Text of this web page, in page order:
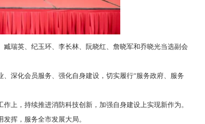
瑞英、纪玉环、李长林、阮晓红、詹晓军和乔晓光当选副会
深化会员服务、强化自身建设，切实履行“服务政府、服务
上，持续推进消防科技创新，加强自身建设上实现新作为。
挥，服务全市发展大局。